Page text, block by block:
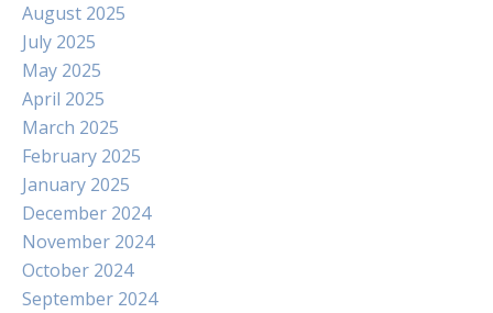
August 2025
July 2025
May 2025
April 2025
March 2025
February 2025
January 2025
December 2024
November 2024
October 2024
September 2024